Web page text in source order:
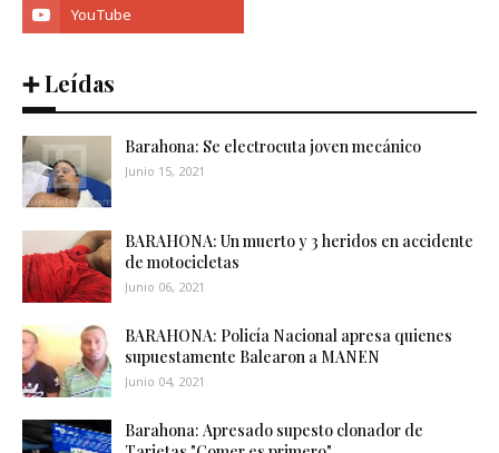
➕ Leídas
Barahona: Se electrocuta joven mecánico
Junio 15, 2021
BARAHONA: Un muerto y 3 heridos en accidente
de motocicletas
Junio 06, 2021
BARAHONA: Policía Nacional apresa quienes
supuestamente Balearon a MANEN
Junio 04, 2021
Barahona: Apresado supesto clonador de